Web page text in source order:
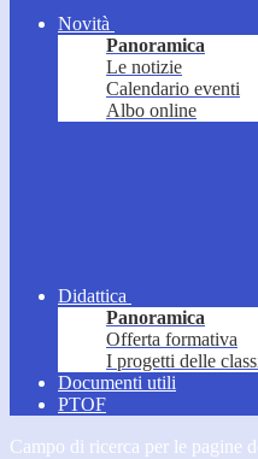
Novità
Panoramica
Le notizie
Calendario eventi
Albo online
Didattica
Panoramica
Offerta formativa
I progetti delle
Documenti utili
PTOF
Campo di ricerca per le pagine